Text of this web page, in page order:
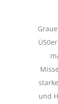
und